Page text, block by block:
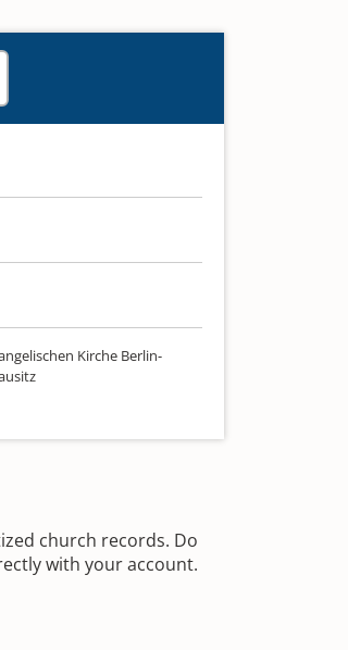
Kirche Berlin-
church records. Do
with your account.